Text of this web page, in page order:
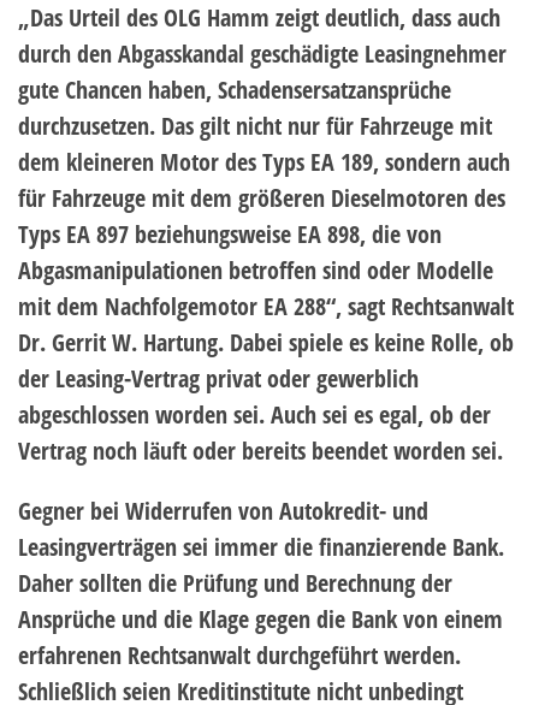
„Das Urteil des OLG Hamm zeigt deutlich, dass auch
durch den Abgasskandal geschädigte Leasingnehmer
gute Chancen haben, Schadensersatzansprüche
durchzusetzen. Das gilt nicht nur für Fahrzeuge mit
dem kleineren Motor des Typs EA 189, sondern auch
für Fahrzeuge mit dem größeren Dieselmotoren des
Typs EA 897 beziehungsweise EA 898, die von
Abgasmanipulationen betroffen sind oder Modelle
mit dem Nachfolgemotor EA 288“, sagt Rechtsanwalt
Dr. Gerrit W. Hartung. Dabei spiele es keine Rolle, ob
der Leasing-Vertrag privat oder gewerblich
abgeschlossen worden sei. Auch sei es egal, ob der
Vertrag noch läuft oder bereits beendet worden sei.
Gegner bei Widerrufen von Autokredit- und
Leasingverträgen sei immer die finanzierende Bank.
Daher sollten die Prüfung und Berechnung der
Ansprüche und die Klage gegen die Bank von einem
erfahrenen Rechtsanwalt durchgeführt werden.
Schließlich seien Kreditinstitute nicht unbedingt